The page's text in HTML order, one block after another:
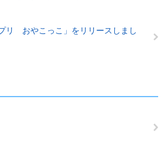
リ おやこっこ」をリリースしまし